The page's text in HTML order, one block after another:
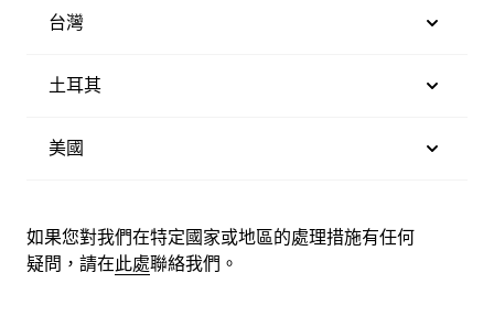
台灣
土耳其
美國
如果您對我們在特定國家或地區的處理措施有任何
疑問，請在此處聯絡我們。